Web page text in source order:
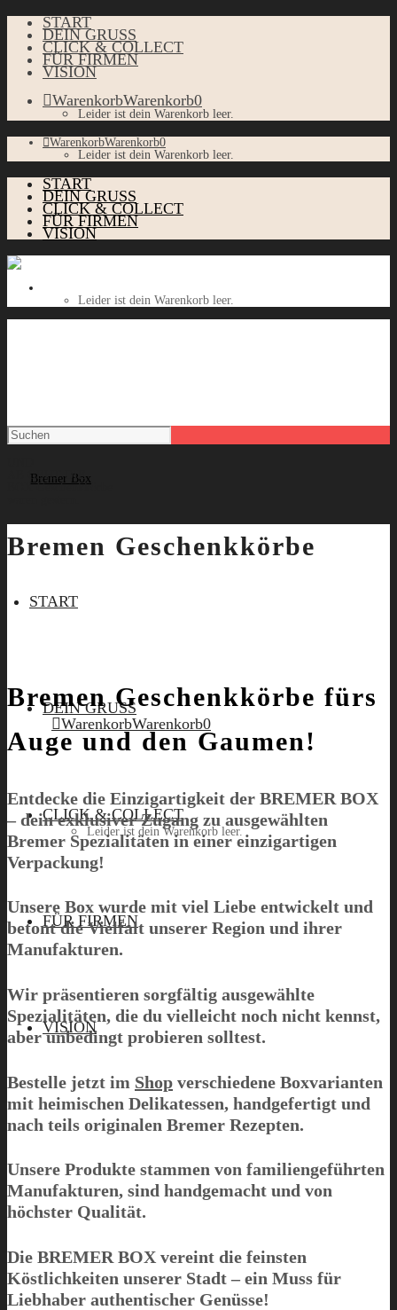
START
DEIN GRUSS
CLICK & COLLECT
FÜR FIRMEN
VISION
WarenkorbWarenkorb0
Leider ist dein Warenkorb leer.
WarenkorbWarenkorb0
Leider ist dein Warenkorb leer.
START
DEIN GRUSS
CLICK & COLLECT
FÜR FIRMEN
VISION
Leider ist dein Warenkorb leer.
START
DEIN GRUSS
CLICK & COLLECT
FÜR FIRMEN
VISION
WarenkorbWarenkorb0
Leider ist dein Warenkorb leer.
Menü
AB GEHT DIE
BOX Geschenkkörbe
Bremen Geschenkkörbe
Bremen Geschenkkörbe fürs
Auge und den Gaumen!
Entdecke die Einzigartigkeit der BREMER BOX
– dein exklusiver Zugang zu ausgewählten
Bremer Spezialitäten in einer einzigartigen
Verpackung!
Unsere Box wurde mit viel Liebe entwickelt und
betont die Vielfalt unserer Region und ihrer
Manufakturen.
Wir präsentieren sorgfältig ausgewählte
Spezialitäten, die du vielleicht noch nicht kennst,
aber unbedingt probieren solltest.
Bestelle jetzt im Shop verschiedene Boxvarianten
mit heimischen Delikatessen, handgefertigt und
nach teils originalen Bremer Rezepten.
Unsere Produkte stammen von familiengeführten
Manufakturen, sind handgemacht und von
höchster Qualität.
Die BREMER BOX vereint die feinsten
Köstlichkeiten unserer Stadt – ein Muss für
Liebhaber authentischer Genüsse!